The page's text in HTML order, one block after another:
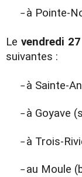
–à Pointe-
Le vendredi
suivantes :
–à Sainte-
–à Goyave
–à Trois-
–au Moule